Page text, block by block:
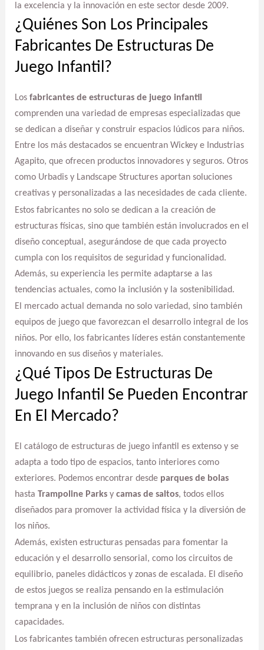
la excelencia y la innovación en este sector desde 2009.
¿Quiénes Son Los Principales
Fabricantes De Estructuras De
Juego Infantil?
Los fabricantes de estructuras de juego infantil
comprenden una variedad de empresas especializadas que
se dedican a diseñar y construir espacios lúdicos para niños.
Entre los más destacados se encuentran Wickey e Industrias
Agapito, que ofrecen productos innovadores y seguros. Otros
como Urbadis y Landscape Structures aportan soluciones
creativas y personalizadas a las necesidades de cada cliente.
Estos fabricantes no solo se dedican a la creación de
estructuras físicas, sino que también están involucrados en el
diseño conceptual, asegurándose de que cada proyecto
cumpla con los requisitos de seguridad y funcionalidad.
Además, su experiencia les permite adaptarse a las
tendencias actuales, como la inclusión y la sostenibilidad.
El mercado actual demanda no solo variedad, sino también
equipos de juego que favorezcan el desarrollo integral de los
niños. Por ello, los fabricantes líderes están constantemente
innovando en sus diseños y materiales.
¿Qué Tipos De Estructuras De
Juego Infantil Se Pueden Encontrar
En El Mercado?
El catálogo de estructuras de juego infantil es extenso y se
adapta a todo tipo de espacios, tanto interiores como
exteriores. Podemos encontrar desde parques de bolas
hasta Trampoline Parksy camas de saltos, todos ellos
diseñados para promover la actividad física y la diversión de
los niños.
Además, existen estructuras pensadas para fomentar la
educación y el desarrollo sensorial, como los circuitos de
equilibrio, paneles didácticos y zonas de escalada. El diseño
de estos juegos se realiza pensando en la estimulación
temprana y en la inclusión de niños con distintas
capacidades.
Los fabricantes también ofrecen estructuras personalizadas